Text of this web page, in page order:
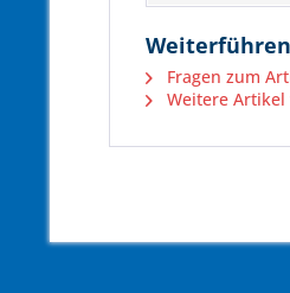
Fragen zum
Weitere Artikel